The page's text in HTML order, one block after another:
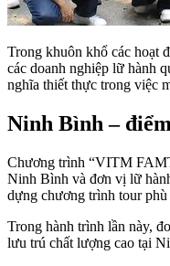
Trong khuôn khổ các hoạt
các doanh nghiệp lữ hành
nghĩa thiết thực trong việc
Ninh Bình –
Chương trình “VITM
Ninh Bình và đơn vị lữ
dựng chương trình tour
Trong hành trình lần này,
lưu trú chất lượng cao tại